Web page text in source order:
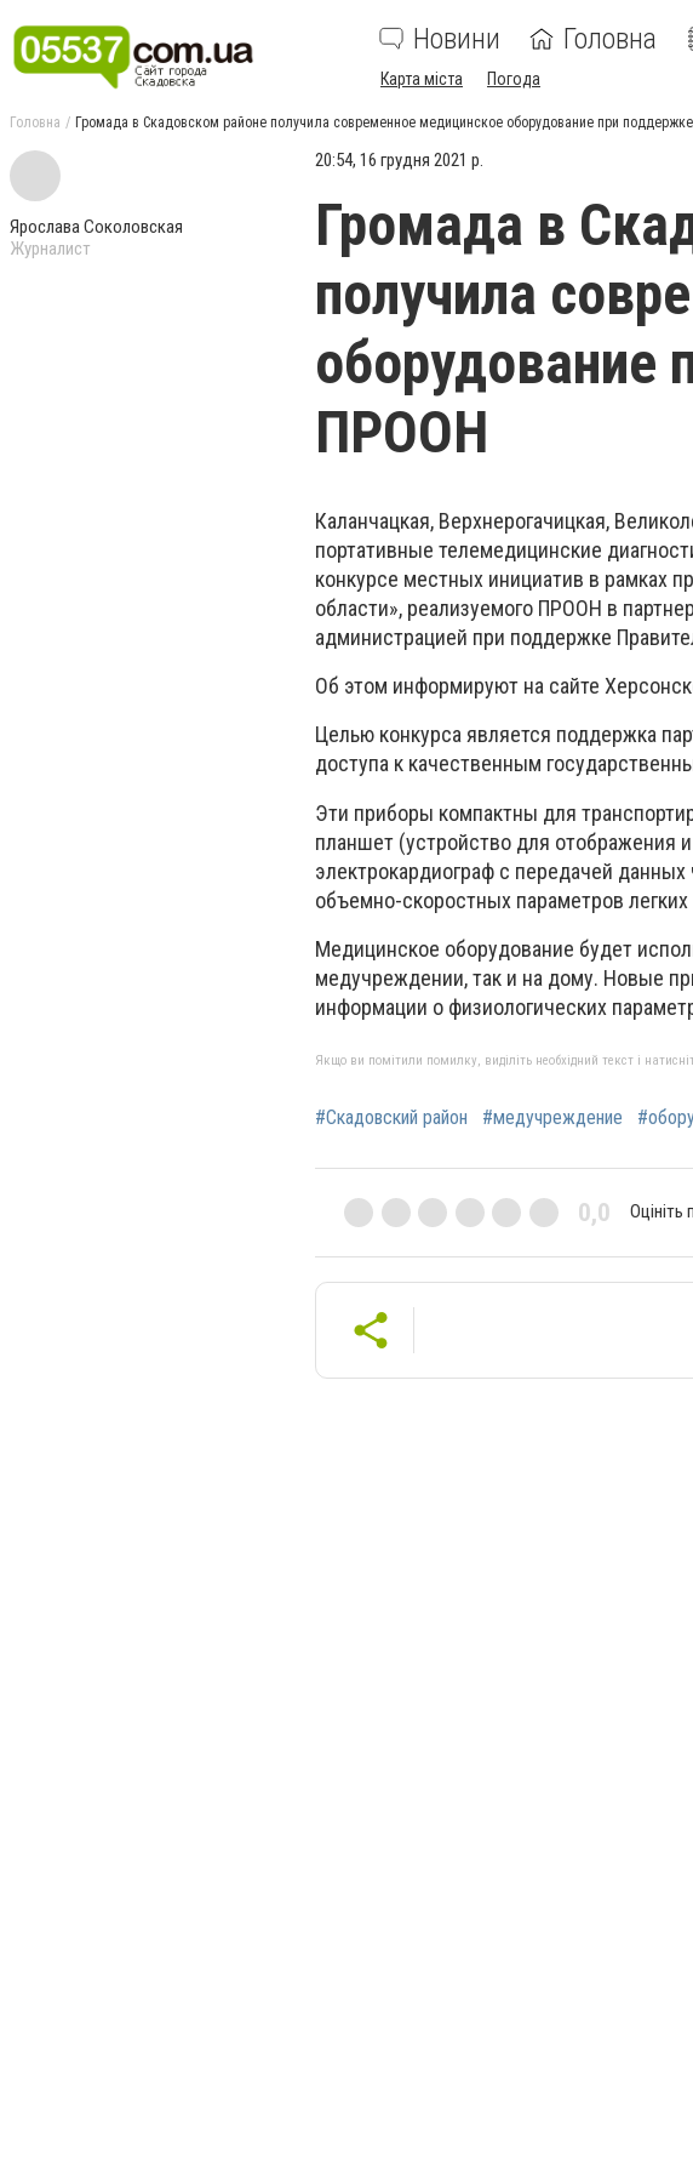
Новини Головна
Карта міста Погода
Головна Громада в Скадовском районе получила современное медицинское оборудование при
Ярослава Соколовская
Журналист
20:54, 16 грудня 2021 р.
Громада в
получила
оборудование
ПРООН
Каланчацкая, Верхнерогачицкая,
портативные телемедицинские
конкурсе местных инициатив в рамках
области», реализуемого ПРООН в
администрацией при поддержке
Об этом информируют на сайте
Целью конкурса является поддержка
доступа к качественным
Эти приборы компактны для
планшет (устройство для отображения
электрокардиограф с передачей
объемно-скоростных параметров
Медицинское оборудование будет
медучреждении, так и на дому. Новые
информации о физиологических
Якщо ви помітили помилку, виділіть необхідний текст і
#Скадовский район #медучреждение
0,0